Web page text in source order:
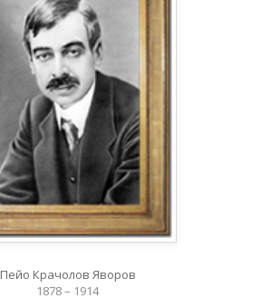
Пейо Крачолов Яворов
1878 – 1914